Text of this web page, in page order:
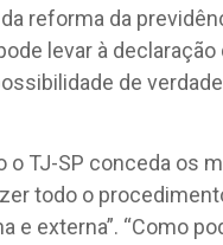
reforma da
levar à
de
o TJ-SP conceda os
todo o
e externa”. “Como